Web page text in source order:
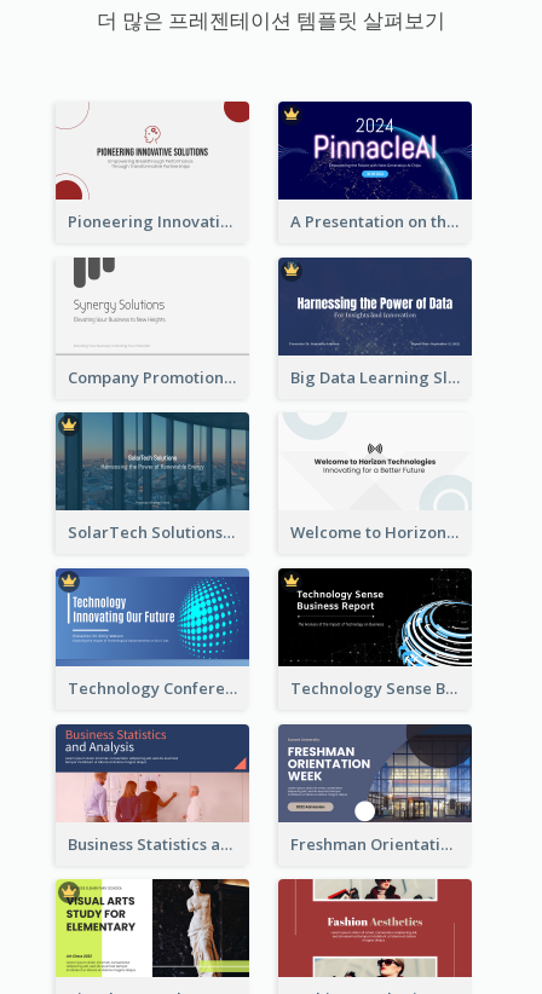
더 많은 프레젠테이션 템플릿 살펴보기
Pioneering Innovative Solutions Company Overview A Presentation on the Revolutionary Development of AI Chips
Company Promotion Presentation Big Data Learning Slide
SolarTech Solutions Company Overview Welcome to Horizon Technologies- Innovating for a Better Future
Technology Conference Presentation Technology Sense Business Report
Business Statistics and Analysis Presentation Freshman Orientation Week Presentation